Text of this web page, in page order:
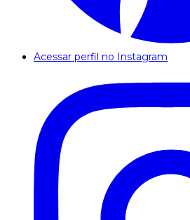
Acessar perfil no Instagram